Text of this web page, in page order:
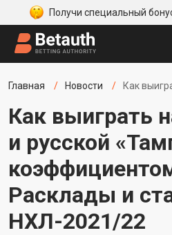
Получи специальный
Главная Новости Как
Как выиграть
и русской
Расклады и
НХЛ-2021/22